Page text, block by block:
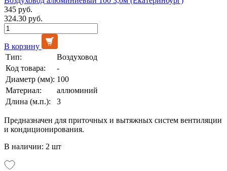
345 руб.
324.30 руб.
В корзину
Тип:
Воздуховод
Код товара:
-
Диаметр (мм): 100
Материал:
аллюминий
Длина (м.п.):
3
Предназначен для приточных и вытяжных систем вентиляции
и кондиционирования.
В наличии: 2 шт